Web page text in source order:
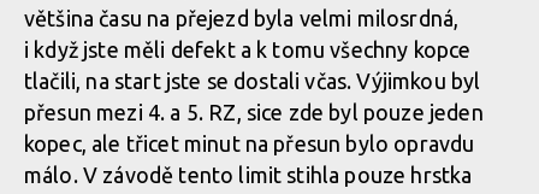
většina času na přejezd byla velmi milosrdná,
i když jste měli defekt a k tomu všechny kopce
tlačili, na start jste se dostali včas. Výjimkou byl
přesun mezi 4. a 5. RZ, sice zde byl pouze jeden
kopec, ale třicet minut na přesun bylo opravdu
málo. V závodě tento limit stihla pouze hrstka